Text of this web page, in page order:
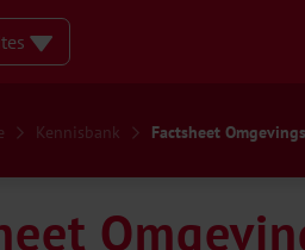
Kennisbank Factsheet